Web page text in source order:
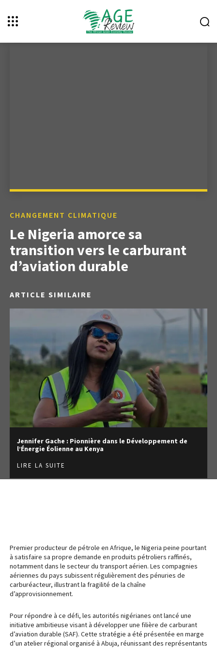
CHANGEMENT CLIMATIQUE
Le Nigeria amorce sa
transition vers le carburant
d’aviation durable
ARTICLE SIMILAIRE
Jennifer Gache : Pionnière dans le Développement de
l’Énergie Éolienne au Kenya
LIRE LA SUITE
Premier producteur de pétrole en Afrique, le Nigeria peine pourtant
à satisfaire sa propre demande en produits pétroliers raffinés,
notamment dans le secteur du transport aérien. Les compagnies
aériennes du pays subissent régulièrement des pénuries de
carburéacteur, illustrant la fragilité de la chaîne
d’approvisionnement.
Pour répondre à ce défi, les autorités nigérianes ont lancé une
initiative ambitieuse visant à développer une filière de carburant
d’aviation durable (SAF). Cette stratégie a été présentée en marge
d’un atelier régional organisé à Abuja, réunissant des représentants